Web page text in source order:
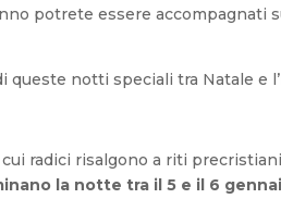
potrete essere accompagnati
queste notti speciali tra Natale e
radici risalgono a riti
la notte tra il 5 e il 6